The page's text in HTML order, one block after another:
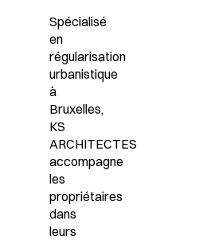
Spécialisé
en
régularisation
urbanistique
à
Bruxelles,
KS
ARCHITECTES
accompagne
les
propriétaires
dans
leurs